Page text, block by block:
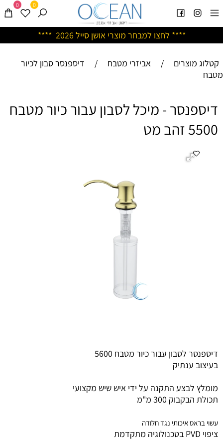
**** לחצו למבחר מוצרי אושן סייל 2026 ****
0 0
קטלוג מוצרים / אביזרי מטבח /
דיספנסר סבון לכיור
מטבח
דיספנסר - מיכל לסבון עבור כיור מטבח
5500 זהב מט
דיספנסר לסבון עבור כיור מטבח 5600
בעיצוב ענתיק
מומלץ לבצע התקנה על ידי איש שיש מקצועי
תכולת הבקבוק 300 מ"מ
עשוי בראס איכותי נגד חלודה
ציפוי PVD בטכנולוגיה מתקדמת